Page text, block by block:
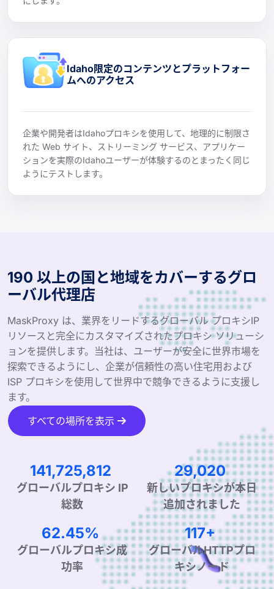
Idaho限定のコンテンツとプラットフォー
ムへのアクセス
企業や開発者はIdahoプロキシを使用して、地理的に制限さ
れた Web サイト、ストリーミング サービス、アプリケー
ションを実際のIdahoユーザーが体験するのとまったく同じ
ようにテストします。
190 以上の国と地域をカバーするグロ
ーバル代理店
MaskProxy は、業界をリードするグローバル プロキシIP
リソースと完全にカスタマイズされたプロキシ ソリューシ
ョンを提供します。当社は、ユーザーが安全に世界市場を
探索できるようにし、企業が信頼性の高い住宅用および
ISP プロキシを使用して世界中で競争できるように支援し
ます。
すべての場所を表示
226,709,480
グローバルプロキシ IP
総数
46,422
新しいプロキシが本日
追加されました
99.90%
グローバルプロキシ成
功率
189+
グローバルHTTPプロ
キシノード